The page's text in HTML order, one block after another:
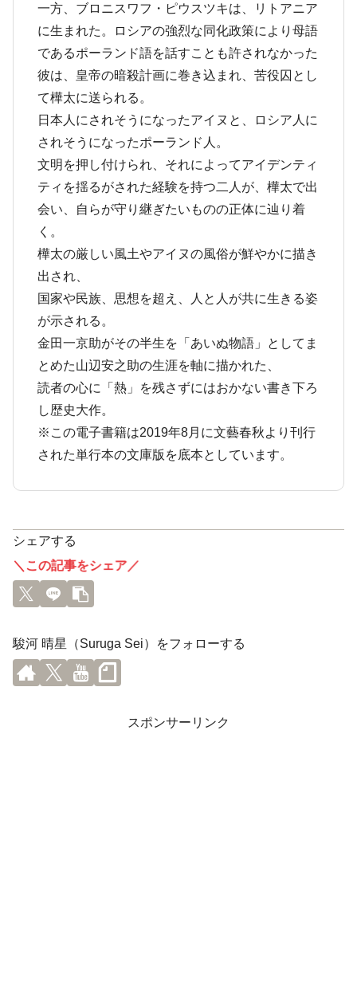
一方、ブロニスワフ・ピウスツキは、リトアニア
に生まれた。ロシアの強烈な同化政策により母語
であるポーランド語を話すことも許されなかった
彼は、皇帝の暗殺計画に巻き込まれ、苦役囚とし
て樺太に送られる。
日本人にされそうになったアイヌと、ロシア人に
されそうになったポーランド人。
文明を押し付けられ、それによってアイデンティ
ティを揺るがされた経験を持つ二人が、樺太で出
会い、自らが守り継ぎたいものの正体に辿り着
く。
樺太の厳しい風土やアイヌの風俗が鮮やかに描き
出され、
国家や民族、思想を超え、人と人が共に生きる姿
が示される。
金田一京助がその半生を「あいぬ物語」としてま
とめた山辺安之助の生涯を軸に描かれた、
読者の心に「熱」を残さずにはおかない書き下ろ
し歴史大作。
※この電子書籍は2019年8月に文藝春秋より刊行
された単行本の文庫版を底本としています。
シェアする
＼この記事をシェア／
駿河 晴星（Suruga Sei）をフォローする
スポンサーリンク